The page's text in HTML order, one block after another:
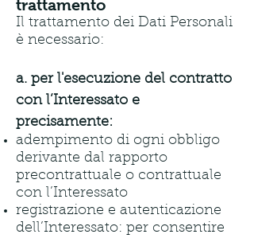
trattamento
Il trattamento dei Dati Personali
è necessario:
a. per l'esecuzione del contratto
con l’Interessato e
precisamente:
adempimento di ogni obbligo
derivante dal rapporto
precontrattuale o contrattuale
con l’Interessato
registrazione e autenticazione
dell’Interessato: per consentire